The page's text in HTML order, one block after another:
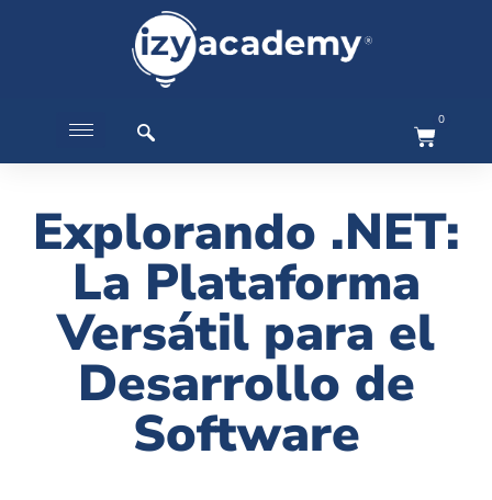
0
Explorando .NET:
La Plataforma
Versátil para el
Desarrollo de
Software